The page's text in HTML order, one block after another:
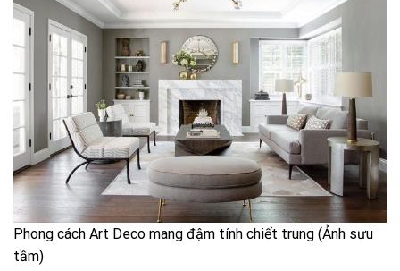
Phong cách Art Deco mang đậm tính chiết trung (Ảnh sưu
tầm)